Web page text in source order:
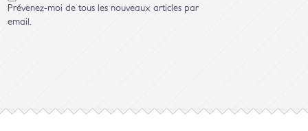
Prévenez-moi de tous les nouveaux articles par
email.